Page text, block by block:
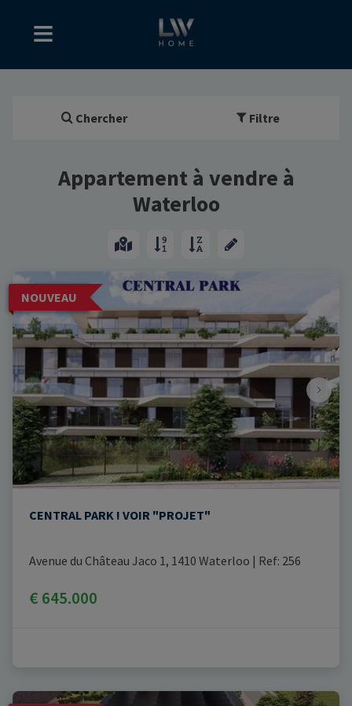
Chercher Filtre
Appartement à vendre à
Waterloo
NOUVEAU
CENTRAL PARK ! VOIR "PROJET"
Avenue du Château Jaco 1, 1410 Waterloo | Ref: 256
€ 645.000